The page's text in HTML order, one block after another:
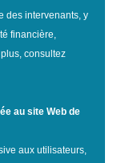
des intervenants, y
financière,
consultez
au site Web de
aux utilisateurs,